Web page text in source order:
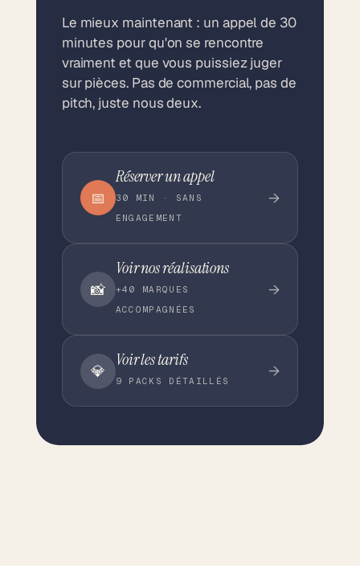
Le mieux maintenant : un appel de 30
minutes pour qu'on se rencontre
vraiment et que vous puissiez juger
sur pièces. Pas de commercial, pas de
pitch, juste nous deux.
📅
Réserver un appel
30 MIN · SANS
ENGAGEMENT
→
📸
Voir nos réalisations
+40 MARQUES
ACCOMPAGNÉES
→
💎
Voir les tarifs
9 PACKS DÉTAILLÉS
→